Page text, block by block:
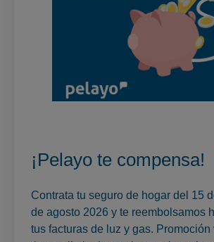
¡Pelayo te compensa!
Contrata tu seguro de hogar del 15
de agosto 2026 y te reembolsamos
tus facturas de luz y gas.